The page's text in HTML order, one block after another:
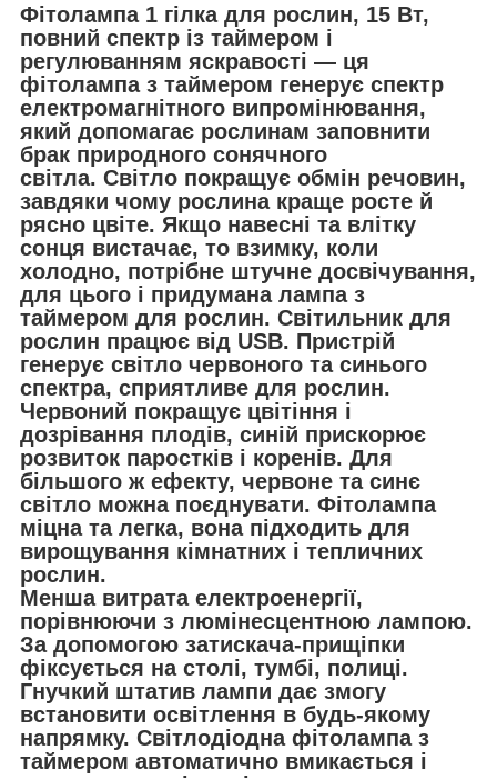
Фітолампа 1 гілка для рослин, 15 Вт,
повний спектр із таймером і
регулюванням яскравості — ця
фітолампа з таймером генерує спектр
електромагнітного випромінювання,
який допомагає рослинам заповнити
брак природного сонячного
світла. Світло покращує обмін речовин,
завдяки чому рослина краще росте й
рясно цвіте. Якщо навесні та влітку
сонця вистачає, то взимку, коли
холодно, потрібне штучне досвічування,
для цього і придумана лампа з
таймером для рослин. Світильник для
рослин працює від USB. Пристрій
генерує світло червоного та синього
спектра, сприятливе для рослин.
Червоний покращує цвітіння і
дозрівання плодів, синій прискорює
розвиток паростків і коренів. Для
більшого ж ефекту, червоне та синє
світло можна поєднувати. Фітолампа
міцна та легка, вона підходить для
вирощування кімнатних і тепличних
рослин.
Менша витрата електроенергії,
порівнюючи з люмінесцентною лампою.
За допомогою затискача-прищіпки
фіксується на столі, тумбі, полиці.
Гнучкий штатив лампи дає змогу
встановити освітлення в будь-якому
напрямку. Світлодіодна фітолампа з
таймером автоматично вмикається і